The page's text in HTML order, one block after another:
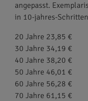
angepasst.
in 10-jahres-
20 Jahre 23,85 €
30 Jahre 34,19 €
40 Jahre 38,20 €
50 Jahre 46,01 €
60 Jahre 56,28 €
70 Jahre 61,15 €